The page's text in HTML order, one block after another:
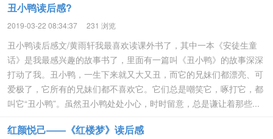
丑小鸭读后感?
2019-03-22 08:34:37 231 浏览
丑小鸭读后感文/黄雨轩我最喜欢读课外书了，其中一本《安徒生童
话》是我最感兴趣的故事书了，里面有一篇叫《丑小鸭》的故事深深
打动了我。丑小鸭，一生下来就又大又丑，而它的兄妹们都漂亮、可
爱极了，它所有的兄妹们都不喜欢它。它们总是嘲笑它，啄打它，都
叫它“丑小鸭”。虽然丑小鸭处处小心，时时留意，总是谦让着那些...
红颜悦己——《红楼梦》读后感